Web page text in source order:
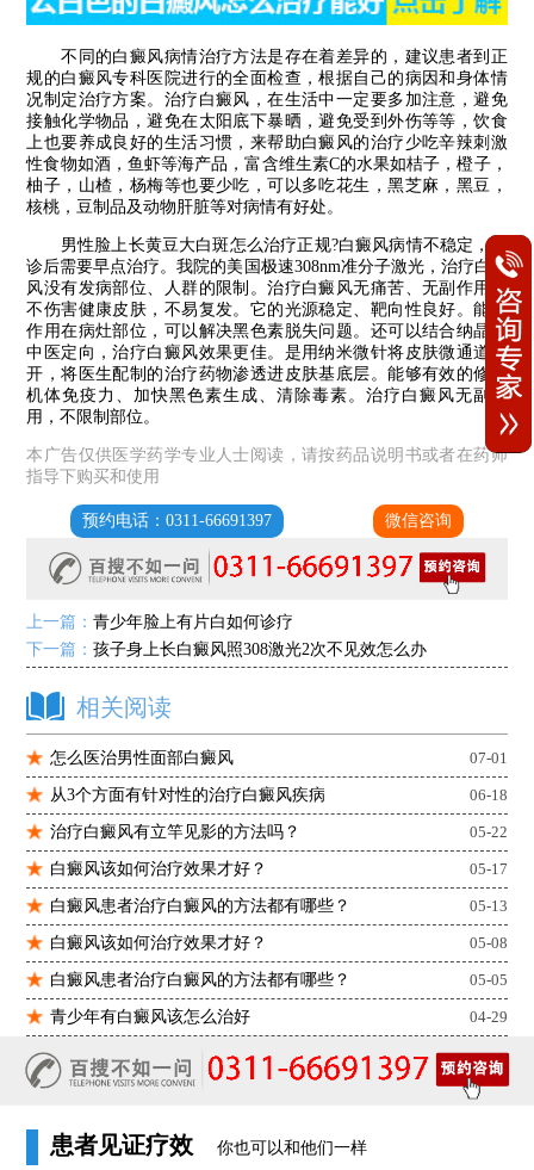
不同的白癜风病情治疗方法是存在着差异的，建议患者到正
规的白癜风专科医院进行的全面检查，根据自己的病因和身体情
况制定治疗方案。治疗白癜风，在生活中一定要多加注意，避免
接触化学物品，避免在太阳底下暴晒，避免受到外伤等等，饮食
上也要养成良好的生活习惯，来帮助白癜风的治疗少吃辛辣刺激
性食物如酒，鱼虾等海产品，富含维生素C的水果如桔子，橙子，
柚子，山楂，杨梅等也要少吃，可以多吃花生，黑芝麻，黑豆，
核桃，豆制品及动物肝脏等对病情有好处。
男性脸上长黄豆大白斑怎么治疗正规?白癜风病情不稳定，确
诊后需要早点治疗。我院的美国极速308nm准分子激光，治疗白癜
风没有发病部位、人群的限制。治疗白癜风无痛苦、无副作用。
不伤害健康皮肤，不易复发。它的光源稳定、靶向性良好。能量
作用在病灶部位，可以解决黑色素脱失问题。还可以结合纳晶、
中医定向，治疗白癜风效果更佳。是用纳米微针将皮肤微通道打
开，将医生配制的治疗药物渗透进皮肤基底层。能够有效的修复
机体免疫力、加快黑色素生成、清除毒素。治疗白癜风无副作
用，不限制部位。
本广告仅供医学药学专业人士阅读，请按药品说明书或者在药师
指导下购买和使用
预约电话：0311-66691397 微信咨询
上一篇：青少年脸上有片白如何诊疗
下一篇：孩子身上长白癜风照308激光2次不见效怎么办
相关阅读
怎么医治男性面部白癜风 07-01
从3个方面有针对性的治疗白癜风疾病 06-18
治疗白癜风有立竿见影的方法吗？ 05-22
白癜风该如何治疗效果才好？ 05-17
白癜风患者治疗白癜风的方法都有哪些？ 05-13
白癜风该如何治疗效果才好？ 05-08
白癜风患者治疗白癜风的方法都有哪些？ 05-05
青少年有白癜风该怎么治好 04-29
患者见证疗效 你也可以和他们一样